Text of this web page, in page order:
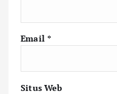
Email *
Situs Web